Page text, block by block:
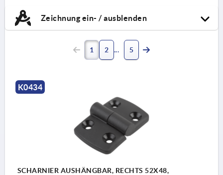
Zeichnung ein- / ausblenden
1 2 5
K0434
SCHARNIER AUSHÄNGBAR, RECHTS 52X48,